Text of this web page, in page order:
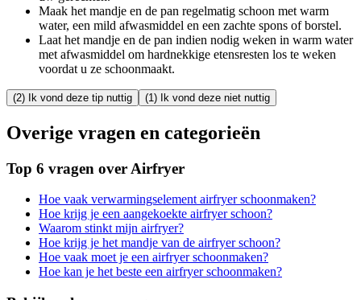
Maak het mandje en de pan regelmatig schoon met warm
water, een mild afwasmiddel en een zachte spons of borstel.
Laat het mandje en de pan indien nodig weken in warm water
met afwasmiddel om hardnekkige etensresten los te weken
voordat u ze schoonmaakt.
(2) Ik vond deze tip nuttig (1) Ik vond deze niet nuttig
Overige vragen en categorieën
Top 6 vragen over Airfryer
Hoe vaak verwarmingselement airfryer schoonmaken?
Hoe krijg je een aangekoekte airfryer schoon?
Waarom stinkt mijn airfryer?
Hoe krijg je het mandje van de airfryer schoon?
Hoe vaak moet je een airfryer schoonmaken?
Hoe kan je het beste een airfryer schoonmaken?